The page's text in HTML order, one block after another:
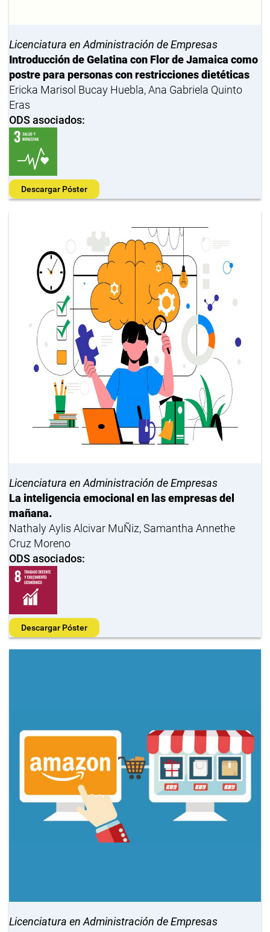
Licenciatura en Administración de Empresas
Introducción de Gelatina con Flor de Jamaica como
postre para personas con restricciones dietéticas
Ericka Marisol Bucay Huebla, Ana Gabriela Quinto
Eras
ODS asociados:
Descargar Póster
Licenciatura en Administración de Empresas
La inteligencia emocional en las empresas del
mañana.
Nathaly Aylis Alcivar MuÑiz, Samantha Annethe
Cruz Moreno
ODS asociados:
Descargar Póster
Licenciatura en Administración de Empresas